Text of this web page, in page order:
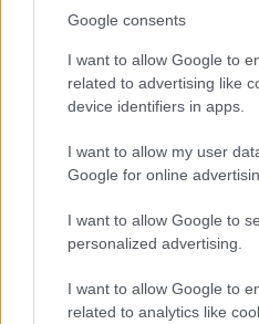
Google consents
I want to allow Google to
related to advertising like
device identifiers in apps.
I want to allow my user
Google for online
I want to allow Google to
personalized advertising.
I want to allow Google to
related to analytics like
«Πρέπει να προσέχουν
ανέφερε η Χρύσα